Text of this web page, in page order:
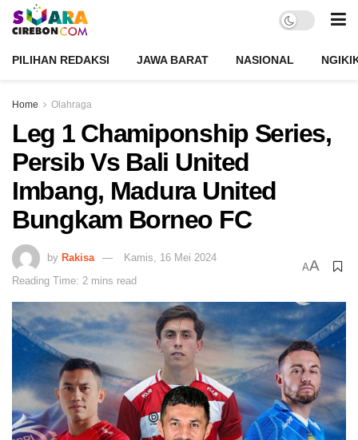
PILIHAN REDAKSI JAWA BARAT NASIONAL
Home Olahraga
Leg 1 Chamiponship Series,
Persib Vs Bali United
Imbang, Madura United
Bungkam Borneo FC
by Rakisa
Kamis, 16 Mei 2024
Reading Time: 2 mins read
AA